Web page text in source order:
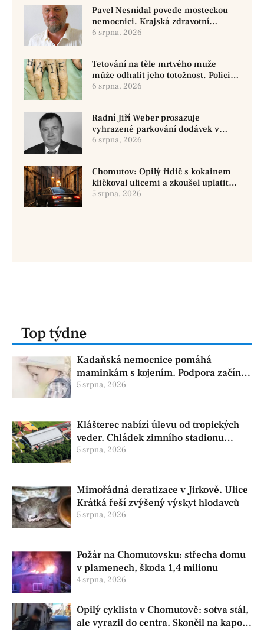
Pavel Nesnídal povede mosteckou
nemocnici. Krajská zdravotní
oznámila změnu ve vedení
6 srpna, 2026
Tetování na těle mrtvého muže
může odhalit jeho totožnost. Policie
žádá o pomoc
6 srpna, 2026
Radní Jiří Weber prosazuje
vyhrazené parkování dodávek v
Chomutově
6 srpna, 2026
Chomutov: Opilý řidič s kokainem
kličkoval ulicemi a zkoušel uplatit
policisty
5 srpna, 2026
Top týdne
Kadaňská nemocnice pomáhá
maminkám s kojením. Podpora začíná
už před porodem
5 srpna, 2026
Klášterec nabízí úlevu od tropických
veder. Chládek zimního stadionu
pomůže seniorům i nemocným
5 srpna, 2026
Mimořádná deratizace v Jirkově. Ulice
Krátká řeší zvýšený výskyt hlodavců
5 srpna, 2026
Požár na Chomutovsku: střecha domu
v plamenech, škoda 1,4 milionu
4 srpna, 2026
Opilý cyklista v Chomutově: sotva stál,
ale vyrazil do centra. Skončil na kapotě